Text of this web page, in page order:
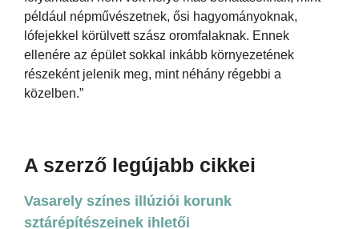
például népművészetnek, ősi hagyományoknak,
lófejekkel körülvett szász oromfalaknak. Ennek
ellenére az épület sokkal inkább környezetének
részeként jelenik meg, mint néhány régebbi a
közelben.”
A szerző legújabb cikkei
Vasarely színes illúziói korunk
sztárépítészeinek ihletői